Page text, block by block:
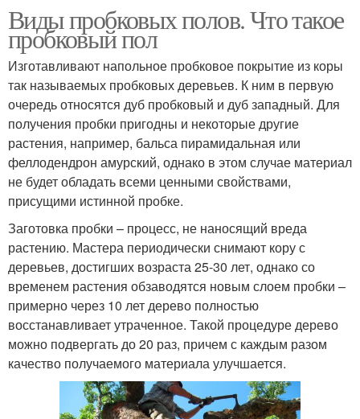
Виды пробковых полов. Что такое
пробковый пол
Изготавливают напольное пробковое покрытие из коры
так называемых пробковых деревьев. К ним в первую
очередь относятся дуб пробковый и дуб западный. Для
получения пробки пригодны и некоторые другие
растения, например, бальса пирамидальная или
феллодендрон амурский, однако в этом случае материал
не будет обладать всеми ценными свойствами,
присущими истинной пробке.
Заготовка пробки – процесс, не наносящий вреда
растению. Мастера периодически снимают кору с
деревьев, достигших возраста 25-30 лет, однако со
временем растения обзаводятся новым слоем пробки –
примерно через 10 лет дерево полностью
восстанавливает утраченное. Такой процедуре дерево
можно подвергать до 20 раз, причем с каждым разом
качество получаемого материала улучшается.